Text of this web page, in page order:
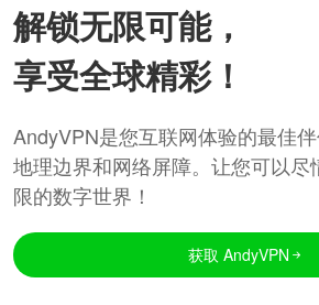
解锁无限可能，
享受全球精彩！
AndyVPN是您互联网体验的最佳
地理边界和网络屏障。让您可以尽
限的数字世界！
获取 AndyVPN